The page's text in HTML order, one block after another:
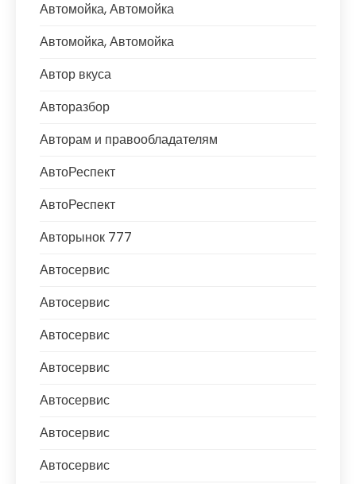
Автомойка, Автомойка
Автомойка, Автомойка
Автор вкуса
Авторазбор
Авторам и правообладателям
АвтоРеспект
АвтоРеспект
Авторынок 777
Автосервис
Автосервис
Автосервис
Автосервис
Автосервис
Автосервис
Автосервис